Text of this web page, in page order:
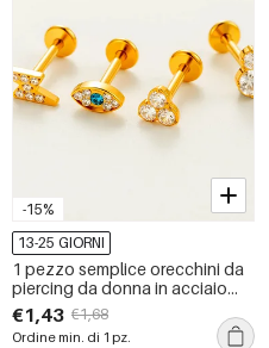
-15%
13-25 GIORNI
1 pezzo semplice orecchini da
piercing da donna in acciaio
inossidabile con zirconi color
oro impermeabili
€1,43 €1,68
Ordine min. di 1 pz.